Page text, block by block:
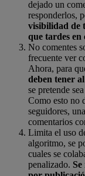
dejado un
responderlos,
visibilidad de
que tardes en
No comentes
frecuente ver
Ahora, para
deben tener
se pretende
Como esto no
seguidores,
comentarios
Limita el uso
algoritmo, se
cuales se
penalizado.